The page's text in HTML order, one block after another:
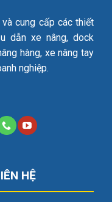
cung cấp các thiết
dẫn xe nâng, dock
hàng, xe nâng tay
nghiệp.
HỆ